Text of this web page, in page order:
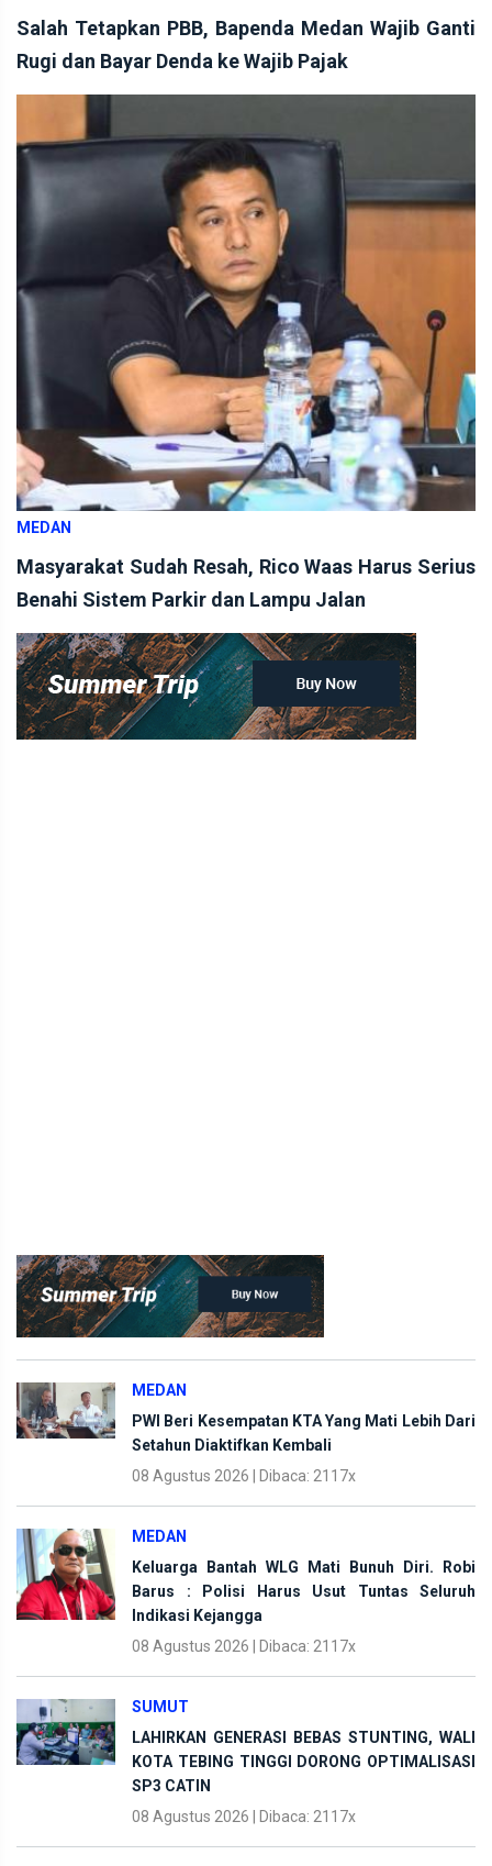
Salah Tetapkan PBB, Bapenda Medan Wajib Ganti
Rugi dan Bayar Denda ke Wajib Pajak
MEDAN
Masyarakat Sudah Resah, Rico Waas Harus Serius
Benahi Sistem Parkir dan Lampu Jalan
MEDAN
PWI Beri Kesempatan KTA Yang Mati Lebih Dari
Setahun Diaktifkan Kembali
08 Agustus 2026 | Dibaca: 2117x
MEDAN
Keluarga Bantah WLG Mati Bunuh Diri. Robi
Barus : Polisi Harus Usut Tuntas Seluruh
Indikasi Kejangga
08 Agustus 2026 | Dibaca: 2117x
SUMUT
LAHIRKAN GENERASI BEBAS STUNTING, WALI
KOTA TEBING TINGGI DORONG OPTIMALISASI
SP3 CATIN
08 Agustus 2026 | Dibaca: 2117x